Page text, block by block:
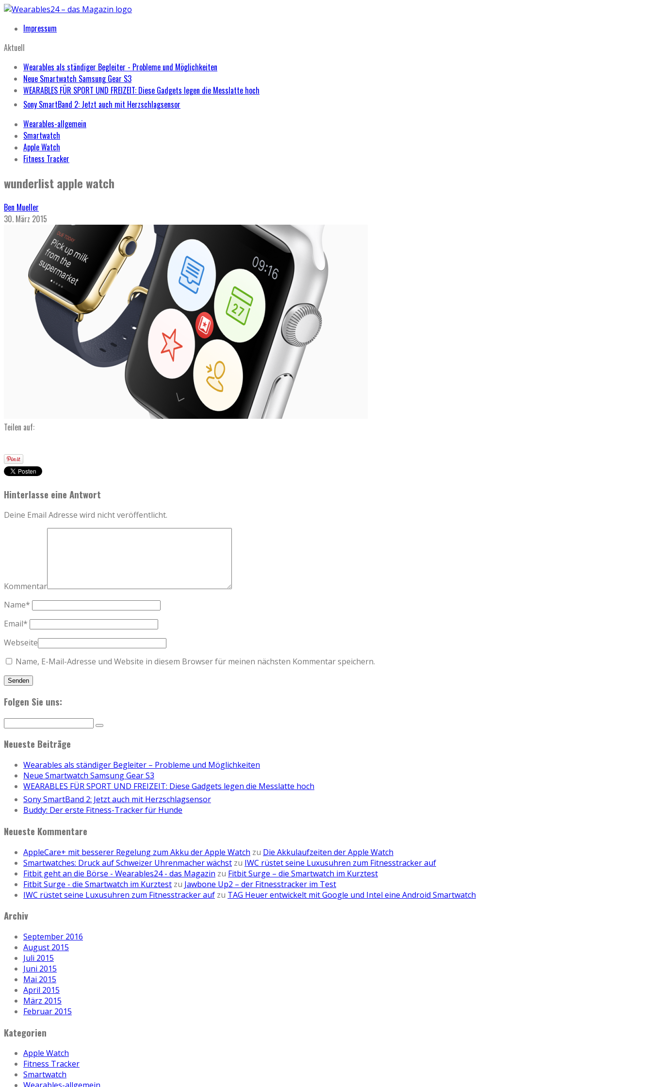
Impressum
Aktuell
Wearables als ständiger Begleiter - Probleme und Möglichkeiten
Neue Smartwatch Samsung Gear S3
WEARABLES FÜR SPORT UND FREIZEIT: Diese Gadgets legen die Messlatte hoch
Sony SmartBand 2: Jetzt auch mit Herzschlagsensor
Wearables-allgemein
Smartwatch
Apple Watch
Fitness Tracker
wunderlist apple watch
Ben Mueller
30. März 2015
Teilen auf:
Hinterlasse eine Antwort
Deine Email Adresse wird nicht veröffentlicht.
Kommentar
Name*
Email*
Webseite
Name, E-Mail-Adresse und Website in diesem Browser für meinen nächsten Kommentar speichern.
Folgen Sie uns:
Neueste Beiträge
Wearables als ständiger Begleiter – Probleme und Möglichkeiten
Neue Smartwatch Samsung Gear S3
WEARABLES FÜR SPORT UND FREIZEIT: Diese Gadgets legen die Messlatte hoch
Sony SmartBand 2: Jetzt auch mit Herzschlagsensor
Buddy: Der erste Fitness-Tracker für Hunde
Neueste Kommentare
AppleCare+ mit besserer Regelung zum Akku der Apple Watch zu Die Akkulaufzeiten der Apple Watch
Smartwatches: Druck auf Schweizer Uhrenmacher wächst zu IWC rüstet seine Luxusuhren zum Fitnesstracker auf
Fitbit geht an die Börse - Wearables24 - das Magazin zu Fitbit Surge – die Smartwatch im Kurztest
Fitbit Surge - die Smartwatch im Kurztest zu Jawbone Up2 – der Fitnesstracker im Test
IWC rüstet seine Luxusuhren zum Fitnesstracker auf zu TAG Heuer entwickelt mit Google und Intel eine Android Smartwatch
Archiv
September 2016
August 2015
Juli 2015
Juni 2015
Mai 2015
April 2015
März 2015
Februar 2015
Kategorien
Apple Watch
Fitness Tracker
Smartwatch